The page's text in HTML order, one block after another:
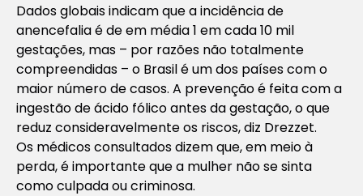
Dados globais indicam que a incidência de
anencefalia é de em média 1 em cada 10 mil
gestações, mas – por razões não totalmente
compreendidas – o Brasil é um dos países com o
maior número de casos. A prevenção é feita com a
ingestão de ácido fólico antes da gestação, o que
reduz consideravelmente os riscos, diz Drezzet.
Os médicos consultados dizem que, em meio à
perda, é importante que a mulher não se sinta
como culpada ou criminosa.